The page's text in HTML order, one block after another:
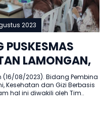
2023
PUSKESMAS
LAMONGAN,
ANEMIA DALAM
1
(16/08/2023). Bidang Pembina
Kesehatan dan Gizi Berbasis
hal ini diwakili oleh Tim..